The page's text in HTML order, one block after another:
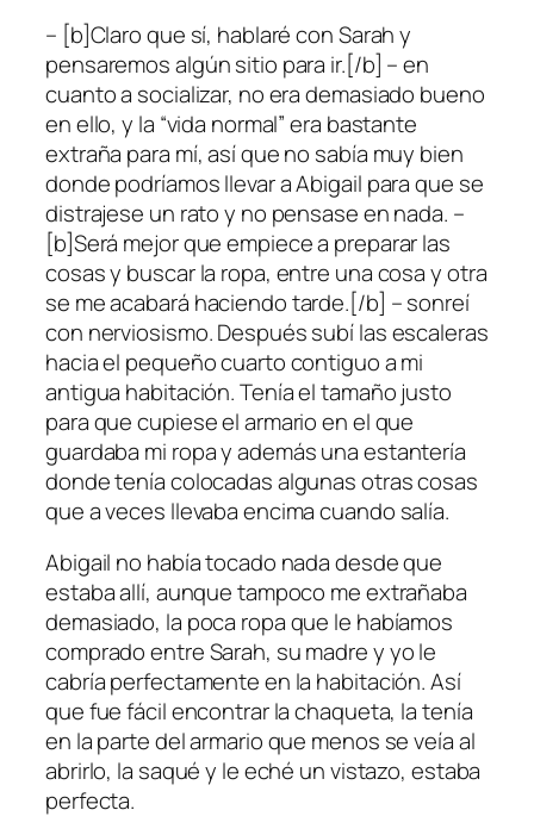
– [b]Claro que sí, hablaré con Sarah y
pensaremos algún sitio para ir.[/b] – en
cuanto a socializar, no era demasiado bueno
en ello, y la “vida normal” era bastante
extraña para mí, así que no sabía muy bien
donde podríamos llevar a Abigail para que se
distrajese un rato y no pensase en nada. –
[b]Será mejor que empiece a preparar las
cosas y buscar la ropa, entre una cosa y otra
se me acabará haciendo tarde.[/b] – sonreí
con nerviosismo. Después subí las escaleras
hacia el pequeño cuarto contiguo a mi
antigua habitación. Tenía el tamaño justo
para que cupiese el armario en el que
guardaba mi ropa y además una estantería
donde tenía colocadas algunas otras cosas
que a veces llevaba encima cuando salía.
Abigail no había tocado nada desde que
estaba allí, aunque tampoco me extrañaba
demasiado, la poca ropa que le habíamos
comprado entre Sarah, su madre y yo le
cabría perfectamente en la habitación. Así
que fue fácil encontrar la chaqueta, la tenía
en la parte del armario que menos se veía al
abrirlo, la saqué y le eché un vistazo, estaba
perfecta.